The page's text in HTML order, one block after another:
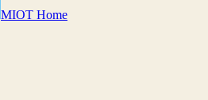
MIOT Home